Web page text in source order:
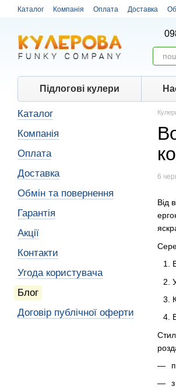
Перейти до основного контенту
Каталог Компанія Оплата Доставка
Підлогові кулери
6
Від
Каталог
Компанія
Оплата
Доставка
Обмін та повернення
Гарантія
Акції
Контакти
Угода користувача
Блог
Договір публічної оферти